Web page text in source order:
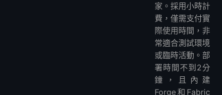
家。採用小時計
費，僅需支付實
際使用時間，非
常適合測試環境
或臨時活動。部
署時間不到2分
鐘，且內建
Forge和Fabric